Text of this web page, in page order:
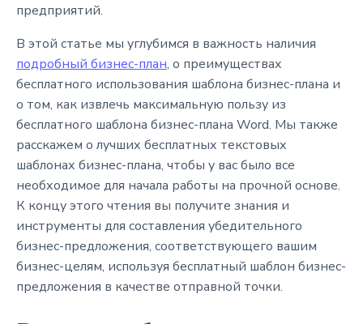
предприятий.
В этой статье мы углубимся в важность наличия
подробный бизнес-план, о преимуществах
бесплатного использования шаблона бизнес-плана и
о том, как извлечь максимальную пользу из
бесплатного шаблона бизнес-плана Word. Мы также
расскажем о лучших бесплатных текстовых
шаблонах бизнес-плана, чтобы у вас было все
необходимое для начала работы на прочной основе.
К концу этого чтения вы получите знания и
инструменты для составления убедительного
бизнес-предложения, соответствующего вашим
бизнес-целям, используя бесплатный шаблон бизнес-
предложения в качестве отправной точки.